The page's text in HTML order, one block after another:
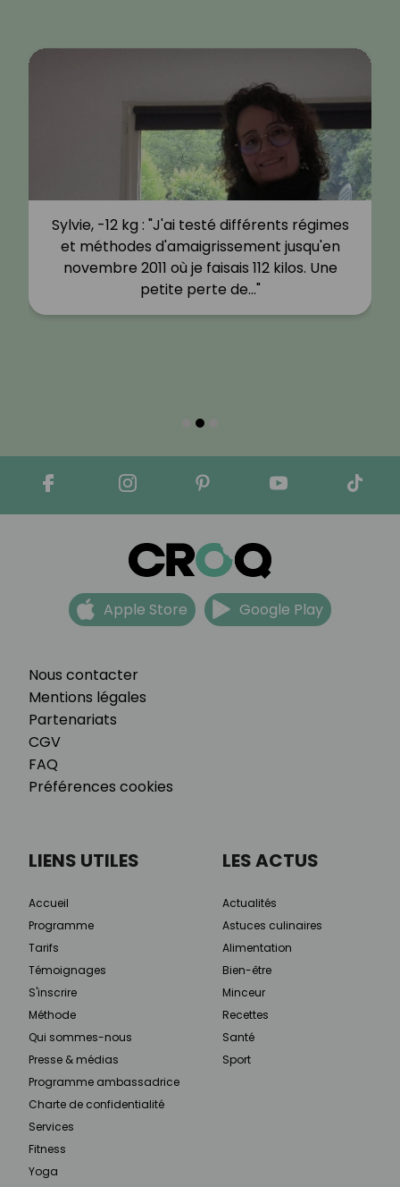
Sylvie, -12 kg : "J'ai testé différents régimes
et méthodes d'amaigrissement jusqu'en
novembre 2011 où je faisais 112 kilos. Une
petite perte de…"
Nous contacter
Mentions légales
Partenariats
CGV
FAQ
Préférences cookies
Apple Store Google Play
LIENS UTILES
Accueil
Programme
Tarifs
Témoignages
S'inscrire
Méthode
Qui sommes-nous
Presse & médias
Programme ambassadrice
Charte de confidentialité
Services
Fitness
Yoga
LES ACTUS
Actualités
Astuces culinaires
Alimentation
Bien-être
Minceur
Recettes
Santé
Sport